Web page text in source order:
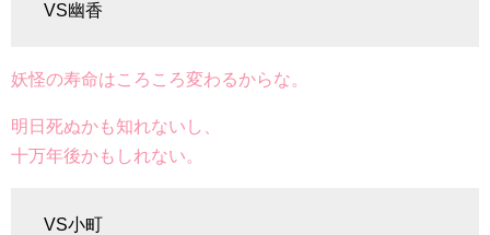
VS幽香
妖怪の寿命はころころ変わるからな。
明日死ぬかも知れないし、
十万年後かもしれない。
VS小町